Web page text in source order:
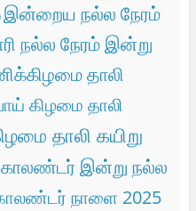
இன்றைய நல்ல நேரம்
நல்ல நேரம் இன்று
தாலி
கிழமை தாலி
தாலி கயிறு
காலண்டர் இன்று நல்ல
நாளை 2025